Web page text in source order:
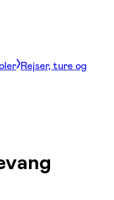
Rejser, ture og